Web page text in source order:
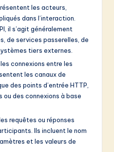
les acteurs,
dans l’interaction.
il s’agit généralement
de services passerelles, de
tiers externes.
connexions entre les
les canaux de
des points d’entrée HTTP,
ou des connexions à base
requêtes ou réponses
Ils incluent le nom
et les valeurs de